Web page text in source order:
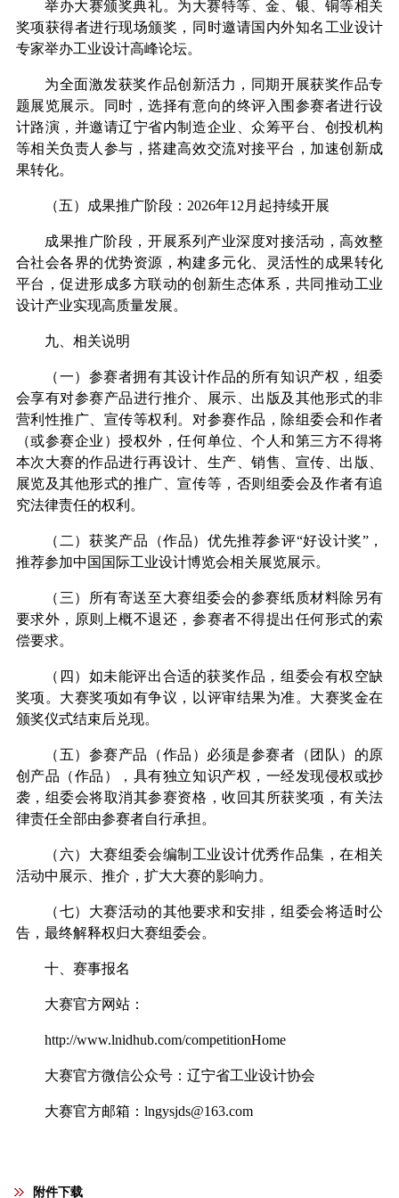
举办大赛颁奖典礼。为大赛特等、金、银、铜等相关
奖项获得者进行现场颁奖，同时邀请国内外知名工业设计
专家举办工业设计高峰论坛。
为全面激发获奖作品创新活力，同期开展获奖作品专
题展览展示。同时，选择有意向的终评入围参赛者进行设
计路演，并邀请辽宁省内制造企业、众筹平台、创投机构
等相关负责人参与，搭建高效交流对接平台，加速创新成
果转化。
（五）成果推广阶段： 2026年12 月起持续开展
成果推广阶段，开展系列产业深度对接活动，高效整
合社会各界的优势资源，构建多元化、灵活性的成果转化
平台，促进形成多方联动的创新生态体系，共同推动工业
设计产业实现高质量发展。
九、相关说明
（一）参赛者拥有其设计作品的所有知识产权，组委
会享有对参赛产品进行推介、展示、出版及其他形式的非
营利性推广、宣传等权利。对参赛作品，除组委会和作者
（或参赛企业）授权外，任何单位、个人和第三方不得将
本次大赛的作品进行再设计、生产、销售、宣传、出版、
展览及其他形式的推广、宣传等，否则组委会及作者有追
究法律责任的权利。
（二）获奖产品（作品）优先推荐参评“好设计奖”，
推荐参加中国国际工业设计博览会相关展览展示。
（三）所有寄送至大赛组委会的参赛纸质材料除另有
要求外，原则上概不退还，参赛者不得提出任何形式的索
偿要求。
（四）如未能评出合适的获奖作品，组委会有权空缺
奖项。大赛奖项如有争议，以评审结果为准。大赛奖金在
颁奖仪式结束后兑现。
（五）参赛产品（作品）必须是参赛者（团队）的原
创产品（作品），具有独立知识产权，一经发现侵权或抄
袭，组委会将取消其参赛资格，收回其所获奖项，有关法
律责任全部由参赛者自行承担。
（六）大赛组委会编制工业设计优秀作品集，在相关
活动中展示、推介，扩大大赛的影响力。
（七）大赛活动的其他要求和安排，组委会将适时公
告，最终解释权归大赛组委会。
十、赛事报名
大赛官方网站：
http://www.lnidhub.com/competitionHome
大赛官方微信公众号：辽宁省工业设计协会
大赛官方邮箱： lngysjds@163.com
附件下载